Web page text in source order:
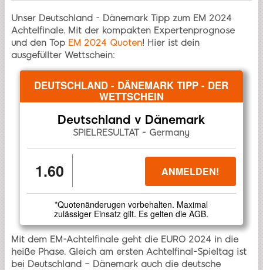
Unser Deutschland - Dänemark Tipp zum EM 2024
Achtelfinale. Mit der kompakten Expertenprognose
und den Top EM 2024 Quoten! Hier ist dein
ausgefüllter Wettschein:
DEUTSCHLAND - DÄNEMARK TIPP - DER
WETTSCHEIN
Deutschland v Dänemark
SPIELRESULTAT - Germany
1.60 ANMELDEN!
*Quotenänderugen vorbehalten. Maximal
zulässiger Einsatz gilt. Es gelten die AGB.
Mit dem EM-Achtelfinale geht die EURO 2024 in die
heiße Phase. Gleich am ersten Achtelfinal-Spieltag ist
bei Deutschland – Dänemark auch die deutsche